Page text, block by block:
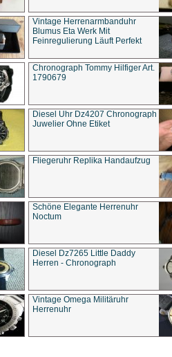
Vintage Herrenarmbanduhr
Blumus Eta Werk Mit
Feinregulierung Läuft Perfekt
Chronograph Tommy Hilfiger Art.
1790679
Diesel Uhr Dz4207 Chronograph
Juwelier Ohne Etiket
Fliegeruhr Replika Handaufzug
Schöne Elegante Herrenuhr
Noctum
Diesel Dz7265 Little Daddy
Herren - Chronograph
Vintage Omega Militäruhr
Herrenuhr